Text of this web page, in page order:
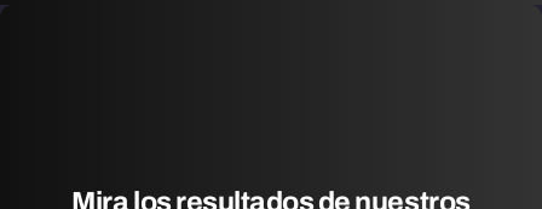
Miralosresultadosdenuestros